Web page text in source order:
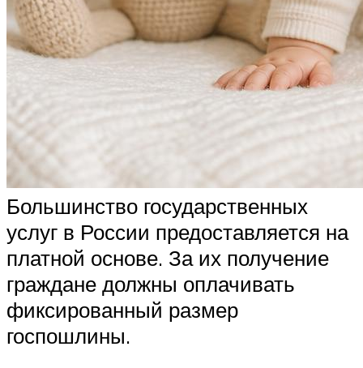
Большинство государственных
услуг в России предоставляется на
платной основе. За их получение
граждане должны оплачивать
фиксированный размер
госпошлины.